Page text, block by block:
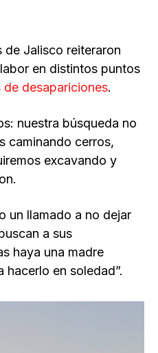
de Jalisco reiteraron
en distintos puntos
de desapariciones.
nuestra búsqueda no
caminando cerros,
excavando y
un llamado a no dejar
a sus
haya una madre
hacerlo en soledad”.